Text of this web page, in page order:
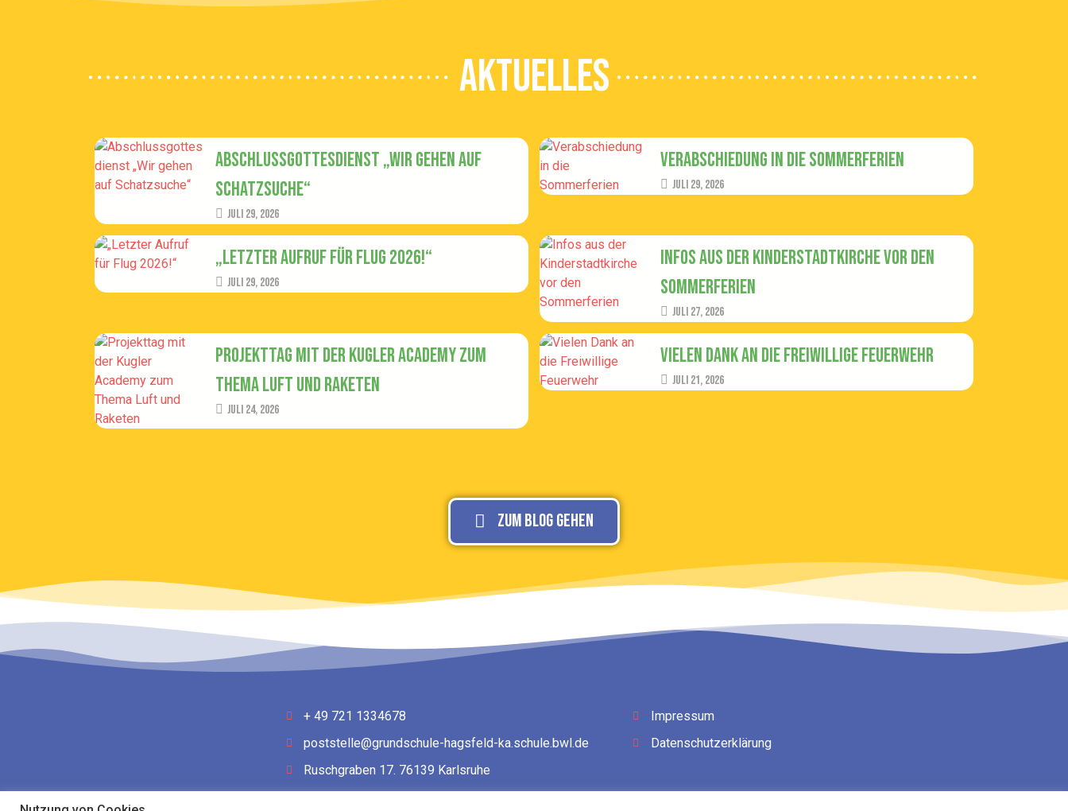
AkTUELlES
Abschlussgottesdienst „Wir gehen auf
Schatzsuche“
Juli 29, 2026
Verabschiedung in die Sommerferien
Juli 29, 2026
„Letzter Aufruf für Flug 2026!“
Juli 29, 2026
Infos aus der Kinderstadtkirche vor den
Sommerferien
Juli 27, 2026
Projekttag mit der Kugler Academy zum
Thema Luft und Raketen
Juli 24, 2026
Vielen Dank an die Freiwillige Feuerwehr
Juli 21, 2026
Zum Blog gehen
+ 49 721 1334678
poststelle@grundschule-hagsfeld-ka.schule.bwl.de
Ruschgraben 17. 76139 Karlsruhe
Impressum
Datenschutzerklärung